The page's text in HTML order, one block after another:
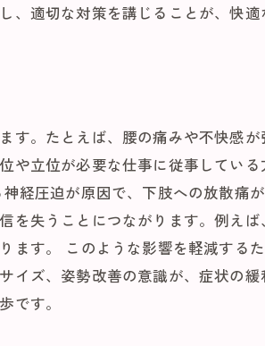
適切な対策を講じることが、快適
す。たとえば、腰の痛みや不快感
や立位が必要な仕事に従事してい
経圧迫が原因で、下肢への放散痛
を失うことにつながります。例え
ます。 このような影響を軽減する
イズ、姿勢改善の意識が、症状の
です。